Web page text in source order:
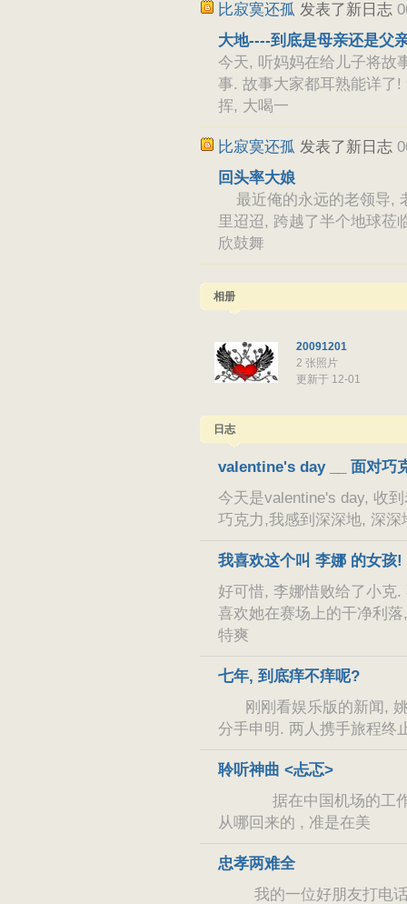
比寂寞还孤 发表了新日志
大地----到底是母亲还是父
今天, 听妈妈在给儿子将故
事. 故事大家都耳熟能详了
挥, 大喝一
比寂寞还孤 发表了新日志
回头率大娘
最近俺的永远的老领导,
里迢迢, 跨越了半个地球莅
欣鼓舞
相册
20091201
2 张照片
更新于 12-01
日志
valentine's day __ 面对巧
今天是valentine's day, 收
巧克力,我感到深深地, 深
我喜欢这个叫 李娜 的女孩!
好可惜, 李娜惜败给了小克
喜欢她在赛场上的干净利
特爽
七年, 到底痒不痒呢?
刚刚看娱乐版的新闻, 姚
分手申明. 两人携手旅程终
聆听神曲 <忐忑>
据在中国机场的工作人
从哪回来的 , 准是在美
忠孝两难全
我的一位好朋友打电话